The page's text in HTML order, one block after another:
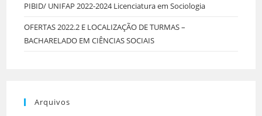
PIBID/ UNIFAP 2022-2024 Licenciatura em Sociologia
OFERTAS 2022.2 E LOCALIZAÇÃO DE TURMAS –
BACHARELADO EM CIÊNCIAS SOCIAIS
Arquivos